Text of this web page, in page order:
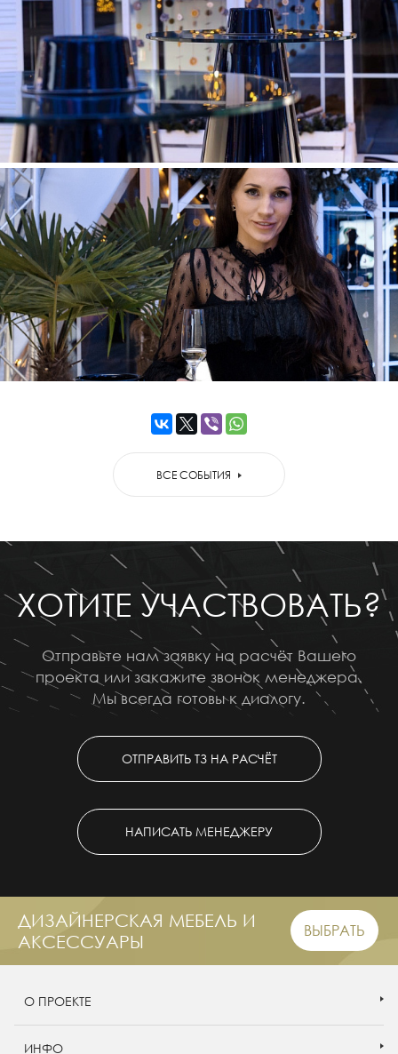
ВСЕ СОБЫТИЯ
ХОТИТЕ УЧАСТВОВАТЬ?
Отправьте нам заявку на расчёт Вашего
проекта или закажите звонок менеджера.
Мы всегда готовы к диалогу.
ОТПРАВИТЬ ТЗ НА РАСЧЁТ
НАПИСАТЬ МЕНЕДЖЕРУ
ДИЗАЙНЕРСКАЯ МЕБЕЛЬ И
АКСЕССУАРЫ
ВЫБРАТЬ
О ПРОЕКТЕ
ИНФО